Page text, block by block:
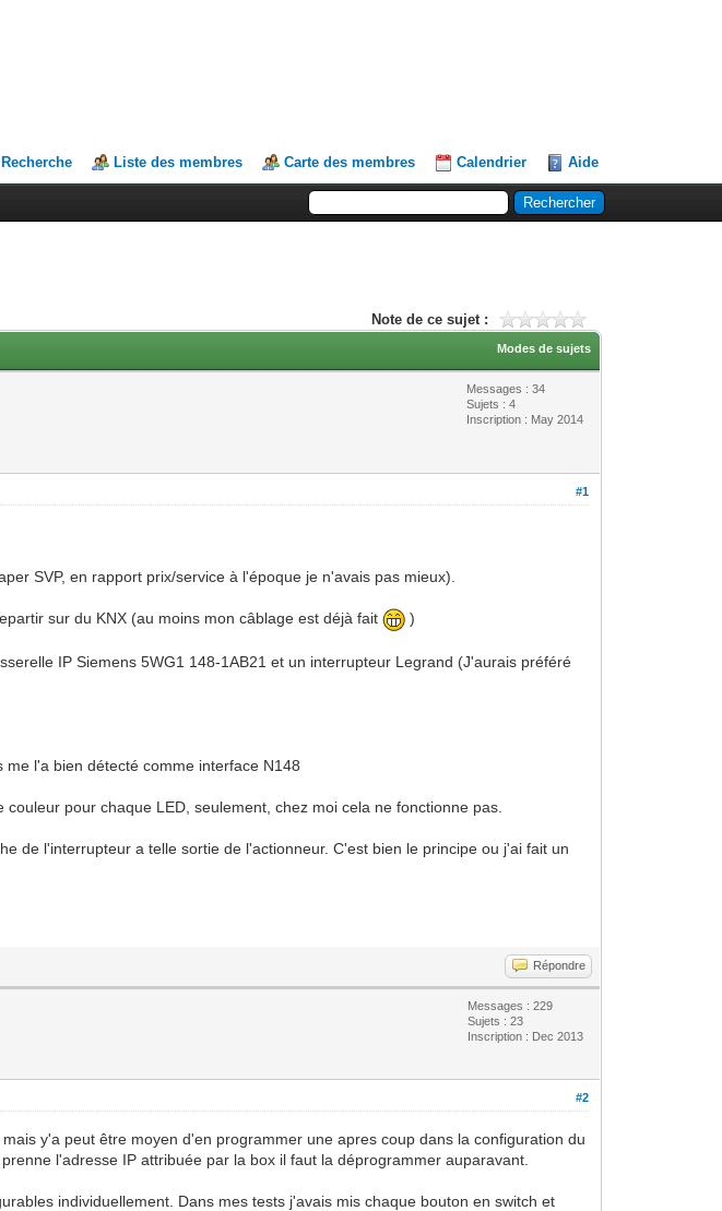
Recherche Liste des membres Carte des membres Calendrier Aide
Note de ce sujet :
Modes de sujets
Messages : 34
Sujets : 4
Inscription : May 2014
#1
SVP, en rapport prix/service à l'époque je n'avais pas mieux).
sur du KNX (au moins mon câblage est déjà fait )
IP Siemens 5WG1 148-1AB21 et un interrupteur Legrand (J'aurais préféré
l'a bien détecté comme interface N148
pour chaque LED, seulement, chez moi cela ne fonctionne pas.
de l'interrupteur a telle sortie de l'actionneur. C'est bien le principe ou j'ai fait un
Répondre
Messages : 229
Sujets : 23
Inscription : Dec 2013
#2
y'a peut être moyen d'en programmer une apres coup dans la configuration du
l'adresse IP attribuée par la box il faut la déprogrammer auparavant.
individuellement. Dans mes tests j'avais mis chaque bouton en switch et